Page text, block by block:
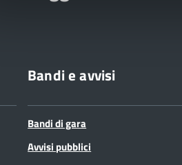
Bandi e avvisi
Bandi di gara
Avvisi pubblici